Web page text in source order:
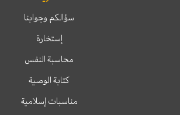
سؤالكم وجوابنا
إستخارة
محاسبة النفس
كتابة الوصية
مناسبات إسلامية